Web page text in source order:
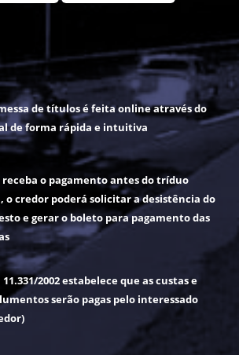
de títulos é feita online através do
de forma rápida e intuitiva
receba o pagamento antes do tríduo
o credor poderá solicitar a desistência do
e gerar o boleto para pagamento das
11.331/2002 estabelece que as custas e
serão pagas pelo interessado